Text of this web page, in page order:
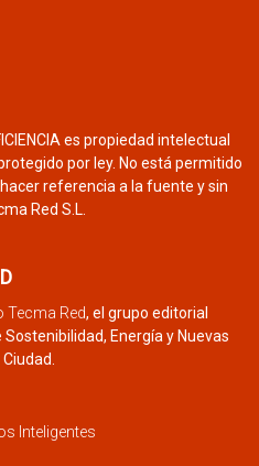
es propiedad intelectual
por ley. No está permitido
referencia a la fuente y sin
Red S.L.
Tecma Red, el grupo editorial
Energía y Nuevas
Inteligentes